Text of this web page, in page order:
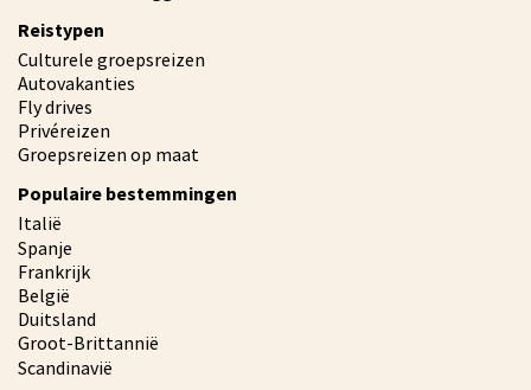
Reistypen
Culturele groepsreizen
Autovakanties
Fly drives
Privéreizen
Groepsreizen op maat
Populaire bestemmingen
Italië
Spanje
Frankrijk
België
Duitsland
Groot-Brittannië
Scandinavië